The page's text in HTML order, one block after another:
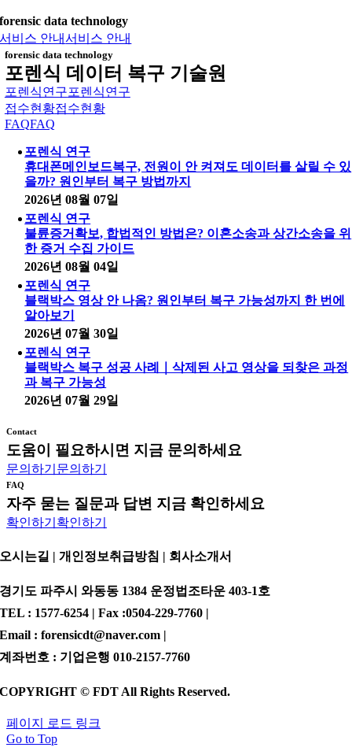
forensic data technology
서비스 안내서비스 안내
forensic data technology
포렌식 데이터 복구 기술원
포렌식연구포렌식연구
접수현황접수현황
FAQFAQ
포렌식 연구
휴대폰메인보드복구, 전원이 안 켜져도 데이터를 살릴 수 있
을까? 원인부터 복구 방법까지
2026년 08월 07일
포렌식 연구
불륜증거확보, 합법적인 방법은? 이혼소송과 상간소송을 위
한 증거 수집 가이드
2026년 08월 04일
포렌식 연구
블랙박스 영상 안 나옴? 원인부터 복구 가능성까지 한 번에
알아보기
2026년 07월 30일
포렌식 연구
블랙박스 복구 성공 사례｜삭제된 사고 영상을 되찾은 과정
과 복구 가능성
2026년 07월 29일
Contact
도움이 필요하시면 지금 문의하세요
문의하기 문의하기
FAQ
자주 묻는 질문과 답변 지금 확인하세요
확인하기 확인하기
오시는길 | 개인정보취급방침 | 회사소개서
경기도 파주시 와동동 1384 운정법조타운 403-1호
TEL : 1577-6254 | Fax :0504-229-7760 |
Email : forensicdt@naver.com |
계좌번호 : 기업은행 010-2157-7760
COPYRIGHT © FDT All Rights Reserved.
페이지 로드 링크
Go to Top